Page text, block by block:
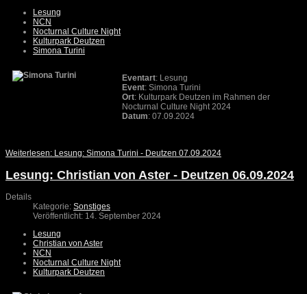
Lesung
NCN
Nocturnal Culture Night
Kulturpark Deutzen
Simona Turini
Eventart: Lesung
Event: Simona Turini
Ort: Kulturpark Deutzen im Rahmen der
Nocturnal Culture Night 2024
Datum: 07.09.2024
Weiterlesen: Lesung: Simona Turini - Deutzen 07.09.2024
Lesung: Christian von Aster - Deutzen 06.09.2024
Details
Kategorie: Sonstiges
Veröffentlicht: 14. September 2024
Lesung
Christian von Aster
NCN
Nocturnal Culture Night
Kulturpark Deutzen